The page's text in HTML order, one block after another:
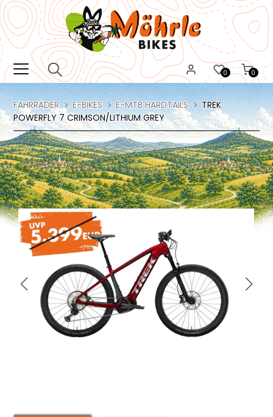
0
0
FAHRRÄDER E-BIKES E-MTB HARDTAILS
TREK
POWERFLY 7 CRIMSON/LITHIUM GREY